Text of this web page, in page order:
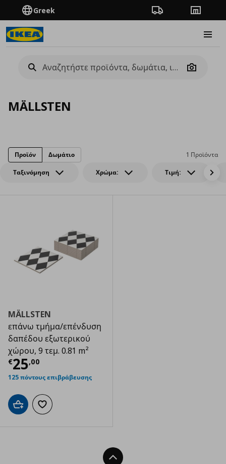
Greek Πορεία παραγγελίας
Camera
MÄLLSTEN
Ταξινόμηση Χρώμα: Τιμή:
1 Προϊόντα
Προϊόν Δωμάτιο
MÄLLSTEN
επάνω τμήμα/επένδυση
δαπέδου εξωτερικού
χώρου, 9 τεμ. 0.81 m²
€25,00
Τρέχουσα τιμή
125 πόντους επιβράβευσης
Προσθήκη στο καλάθι
Προσθήκη στα αγαπημένα
Back To Top